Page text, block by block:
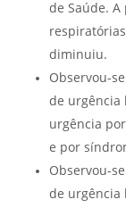
de Saúde.
diminuiu.
Observou-
de urgência
urgência
e por
Observou-
de urgência